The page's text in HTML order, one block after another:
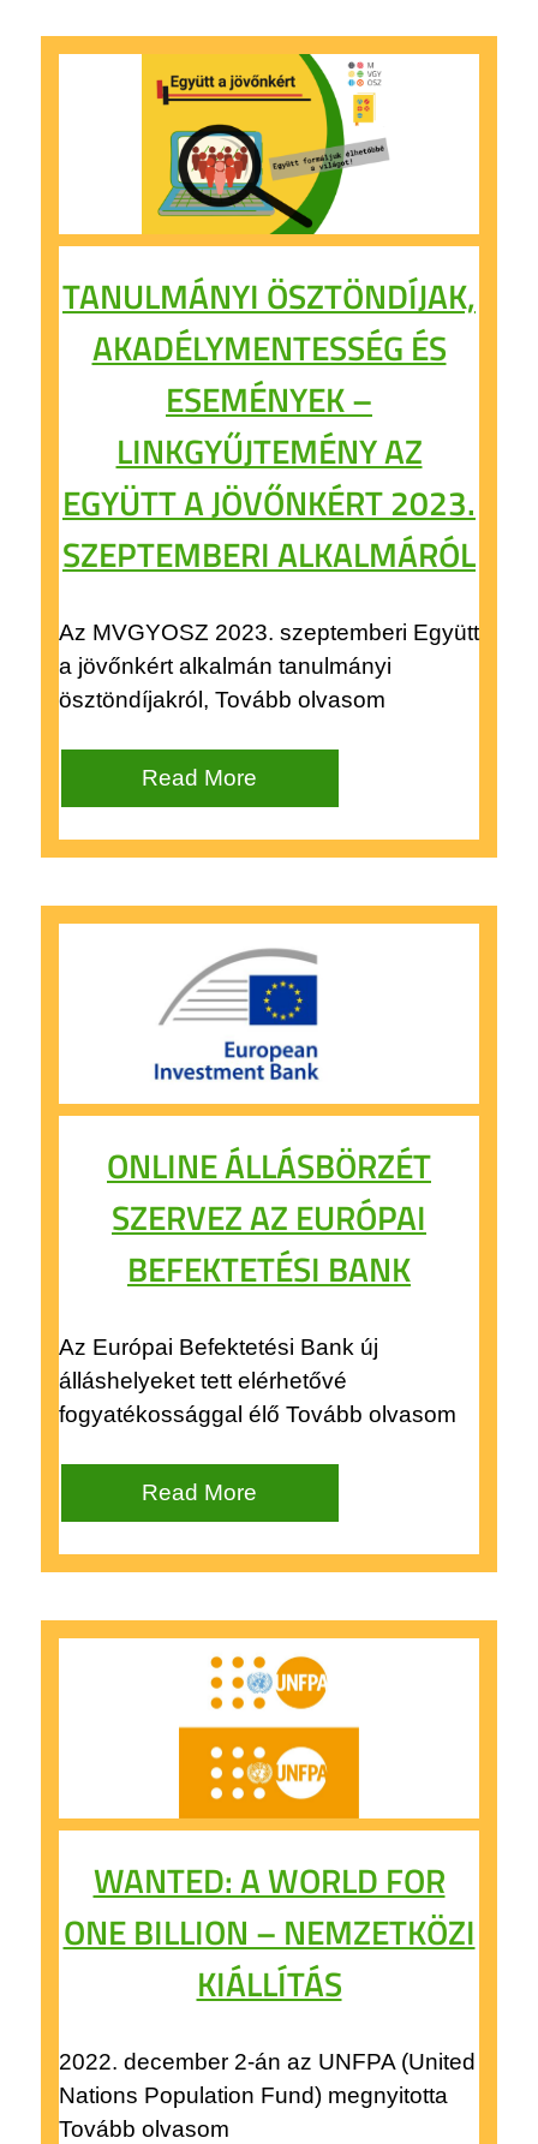
TANULMÁNYI ÖSZTÖNDÍJAK,
AKADÉLYMENTESSÉG ÉS
ESEMÉNYEK –
LINKGYŰJTEMÉNY AZ
EGYÜTT A JÖVŐNKÉRT 2023.
SZEPTEMBERI ALKALMÁRÓL
Az MVGYOSZ 2023. szeptemberi Együtt
a jövőnkért alkalmán tanulmányi
ösztöndíjakról, Tovább olvasom
Read More
ONLINE ÁLLÁSBÖRZÉT
SZERVEZ AZ EURÓPAI
BEFEKTETÉSI BANK
Az Európai Befektetési Bank új
álláshelyeket tett elérhetővé
fogyatékossággal élő Tovább olvasom
Read More
WANTED: A WORLD FOR
ONE BILLION – NEMZETKÖZI
KIÁLLÍTÁS
2022. december 2-án az UNFPA (United
Nations Population Fund) megnyitotta
Tovább olvasom